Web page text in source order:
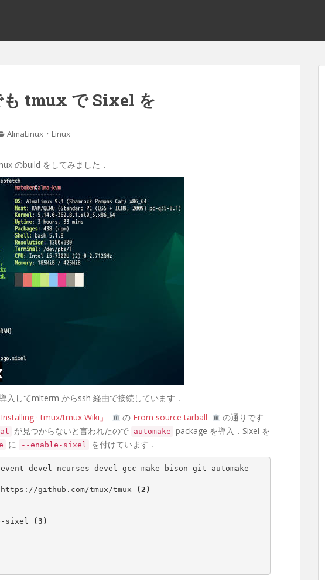
tmux で Sixel を
AlmaLinux ・ Linux
のbuild をしてみました．
入してmlterm からssh 経由で接続しています．
Installing · tmux/tmux Wiki」 の From source tarball
の通りです
が見つからないと言われたので automake package を導入．Sixel を
に --enable-sixel を付けています．
github.com/tmux/tmux
(2)
sixel
(3)